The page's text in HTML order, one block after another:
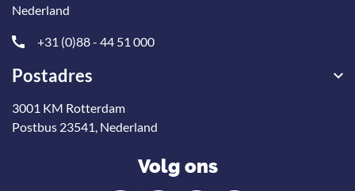
Nederland
+31 (0)88 - 44 51 000
Postadres
3001 KM Rotterdam
Postbus 23541, Nederland
Volg ons